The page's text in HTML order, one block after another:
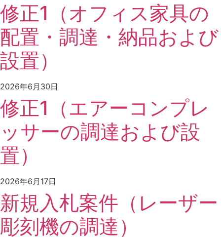
修正1（オフィス家具の
配置・調達・納品および
設置）
2026年6月30日
修正1（エアーコンプレ
ッサーの調達および設
置）
2026年6月17日
新規入札案件（レーザー
彫刻機の調達）